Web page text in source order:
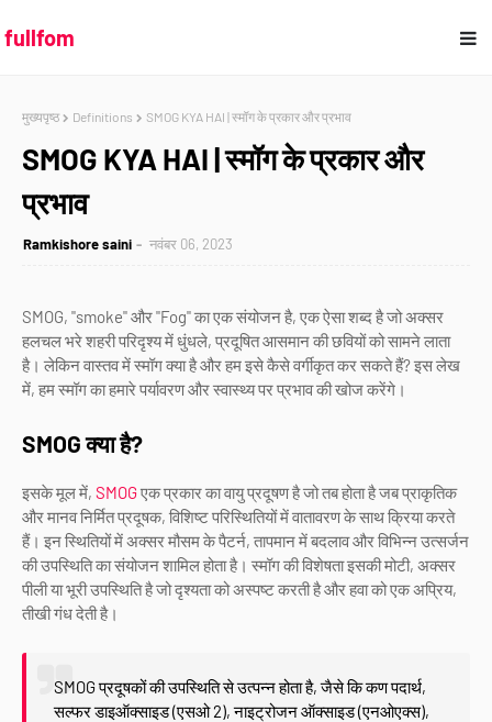
fullfom
मुख्यपृष्ठ Definitions SMOG KYA HAI | स्मॉग के प्रकार और प्रभाव
SMOG KYA HAI | स्मॉग के प्रकार और
प्रभाव
Ramkishore saini नवंबर 06, 2023
SMOG, "smoke" और "Fog" का एक संयोजन है, एक ऐसा शब्द है जो अक्सर
हलचल भरे शहरी परिदृश्य में धुंधले, प्रदूषित आसमान की छवियों को सामने लाता
है। लेकिन वास्तव में स्मॉग क्या है और हम इसे कैसे वर्गीकृत कर सकते हैं? इस लेख
में, हम स्मॉग का हमारे पर्यावरण और स्वास्थ्य पर प्रभाव की खोज करेंगे।
SMOG क्या है?
इसके मूल में, SMOGएक प्रकार का वायु प्रदूषण है जो तब होता है जब प्राकृतिक
और मानव निर्मित प्रदूषक, विशिष्ट परिस्थितियों में वातावरण के साथ क्रिया करते
हैं। इन स्थितियों में अक्सर मौसम के पैटर्न, तापमान में बदलाव और विभिन्न उत्सर्जन
की उपस्थिति का संयोजन शामिल होता है। स्मॉग की विशेषता इसकी मोटी, अक्सर
पीली या भूरी उपस्थिति है जो दृश्यता को अस्पष्ट करती है और हवा को एक अप्रिय,
तीखी गंध देती है।
SMOG प्रदूषकों की उपस्थिति से उत्पन्न होता है, जैसे कि कण पदार्थ,
सल्फर डाइऑक्साइड (एसओ 2), नाइट्रोजन ऑक्साइड (एनओएक्स),